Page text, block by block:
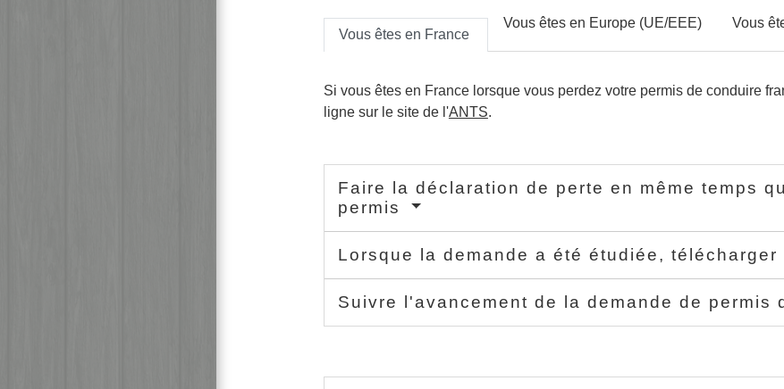
Vous êtes en France
Vous êtes en Europe (UE/EEE) Vous
Si vous êtes en France lorsque vous perdez votre permis de conduire
ligne sur le site de l'ANTS.
Faire la déclaration de perte en même temps
permis
Lorsque la demande a été étudiée,
Suivre l'avancement de la demande de permis